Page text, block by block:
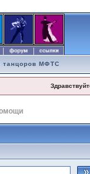
танцоров МФТС